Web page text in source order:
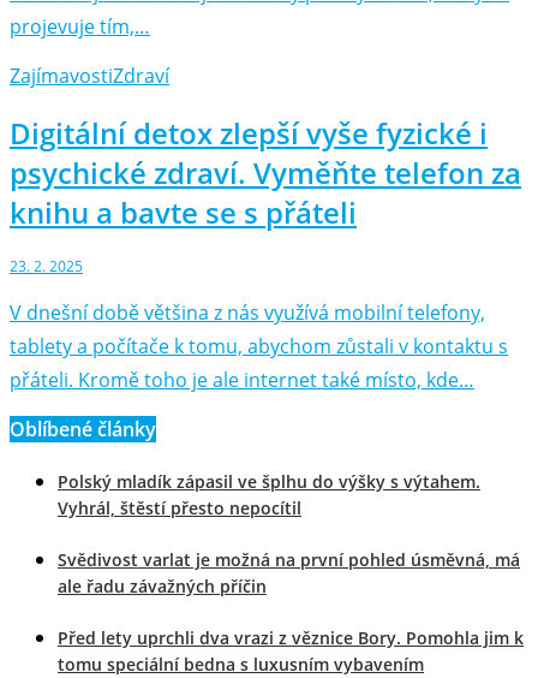
projevuje tím,…
ZajímavostiZdraví
Digitální detox zlepší vyše fyzické i
psychické zdraví. Vyměňte telefon za
knihu a bavte se s přáteli
23. 2. 2025
V dnešní době většina z nás využívá mobilní telefony,
tablety a počítače k tomu, abychom zůstali v kontaktu s
přáteli. Kromě toho je ale internet také místo, kde…
Oblíbené články
Polský mladík zápasil ve šplhu do výšky s výtahem.
Vyhrál, štěstí přesto nepocítil
Svědivost varlat je možná na první pohled úsměvná, má
ale řadu závažných příčin
Před lety uprchli dva vrazi z věznice Bory. Pomohla jim k
tomu speciální bedna s luxusním vybavením